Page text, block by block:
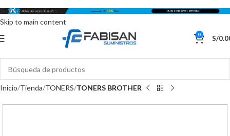
Skip to navigation
Skip to main content
0 S/
Inicio Tienda TONERS TONERS BROTHER